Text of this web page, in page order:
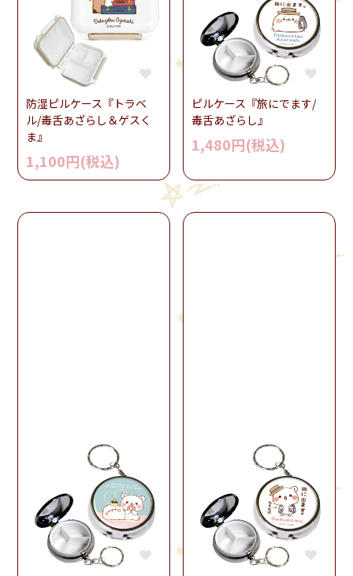
防湿ピルケース『トラベ
ル/毒舌あざらし＆ゲスく
ま』
1,100円(税込)
ピルケース『旅にでます/
毒舌あざらし』
1,480円(税込)